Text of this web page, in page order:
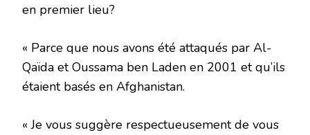
en premier lieu?
« Parce que nous avons été attaqués par Al-
Qaïda et Oussama ben Laden en 2001 et qu’ils
étaient basés en Afghanistan.
« Je vous suggère respectueusement de vous